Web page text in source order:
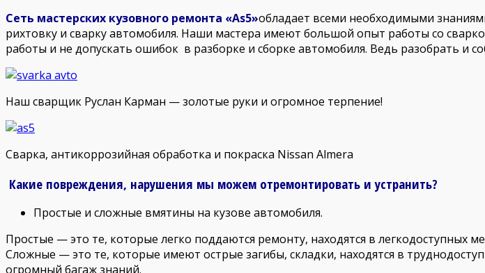
Сеть мастерских кузовного ремонта «As5»обладает всеми необходимыми
рихтовку и сварку автомобиля. Наши мастера имеют большой опыт работы со
работы и не допускать ошибок в разборке и сборке автомобиля. Ведь разобрать и
Наш сварщик Руслан Карман — золотые руки и огромное терпение!
Сварка, антикоррозийная обработка и покраска Nissan Almera
Какие повреждения, нарушения мы можем отремонтировать и устранить?
Простые и сложные вмятины на кузове автомобиля.
Простые — это те, которые легко поддаются ремонту, находятся в легкодоступных
Сложные — это те, которые имеют острые загибы, складки, находятся в
огромный багаж знаний.